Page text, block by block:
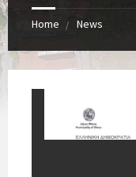
Home News